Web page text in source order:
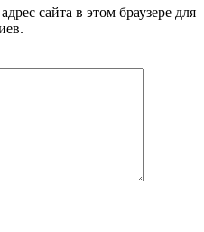
сайта в этом браузере для